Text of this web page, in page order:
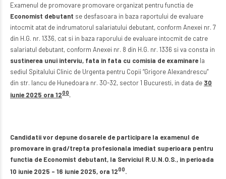
Examenul de promovare promovare organizat pentru functia de
Economist debutant se desfasoara in baza raportului de evaluare
intocmit atat de indrumatorul salariatului debutant, conform Anexei nr. 7
din H.G. nr. 1336, cat si in baza raporului de evaluare intocmit de catre
salariatul debutant, conform Anexei nr. 8 din H.G. nr. 1336 si va consta in
sustinerea unui interviu, fata in fata cu comisia de examinare la
sediul Spitalului Clinic de Urgenta pentru Copii “Grigore Alexandrescu”
din str. Iancu de Hunedoara nr. 30-32, sector 1 Bucuresti, in data de 30
iunie 2025 ora 1200.
Candidatii vor depune dosarele de participare la examenul de
promovare in grad/trepta profesionala imediat superioara pentru
functia de Economist debutant, la Serviciul R.U.N.O.S., in perioada
10 iunie 2025 – 16 iunie 2025, ora 1200.